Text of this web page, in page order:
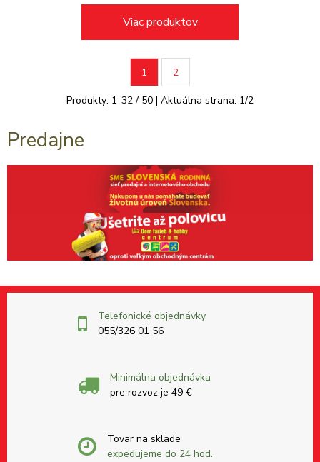
Viac produktov
1 2
Produkty: 1-32/ 50 | Aktuálna strana: 1/2
Predajne
Telefonické objednávky
055/326 01 56
Minimálna objednávka
pre rozvoz je 49 €
Tovar na sklade
expedujeme do 24 hod.